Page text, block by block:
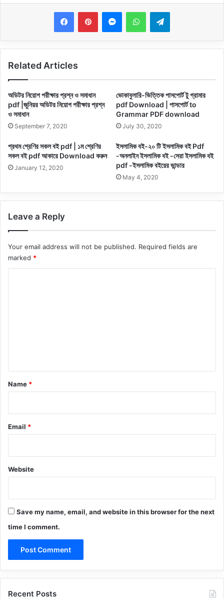
MessengerWhatsAppTelegram
Related Articles
অডিটর নিয়োগ পরীক্ষার প্রশ্ন ও সমাধান
pdf |জুনিয়র অডিটর নিয়োগ পরীক্ষার প্রশ্ন
ও সমাধান
September 7, 2020
ভোকাবুলারি-ভিত্তিক পাসপোর্ট টু গ্রামার
pdf Download | পাসপোর্ট to
Grammar PDF download
July 30, 2020
প্রথম শ্রেণির সকল বই pdf | ১ম শ্রেণির
সকল বই pdf আকারে Download করুন
January 12, 2020
ইসলামিক বই-২০ টি ইসলামিক বই Pdf
-অনলাইন ইসলামিক বই -সেরা ইসলামিক বই
pdf -ইসলামিক বইয়ের ভান্ডার
May 4, 2020
Leave a Reply
Your email address will not be published. Required fields are
marked *
*
Name *
Email *
Website
Save my name, email, and website in this browser for the next
time I comment.
Recent Posts